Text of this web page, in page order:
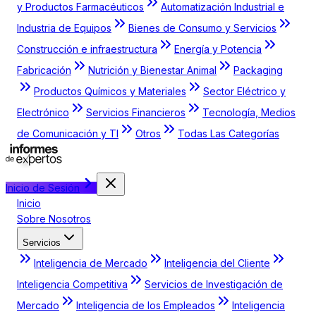
y Productos Farmacéuticos
Automatización Industrial e
Industria de Equipos
Bienes de Consumo y Servicios
Construcción e infraestructura
Energía y Potencia
Fabricación
Nutrición y Bienestar Animal
Packaging
Productos Químicos y Materiales
Sector Eléctrico y
Electrónico
Servicios Financieros
Tecnología, Medios
de Comunicación y TI
Otros Todas Las Categorías
Inicio de Sesión
Inicio
Sobre Nosotros
Servicios
Inteligencia de Mercado
Inteligencia del Cliente
Inteligencia Competitiva
Servicios de Investigación de
Mercado
Inteligencia de los Empleados
Inteligencia